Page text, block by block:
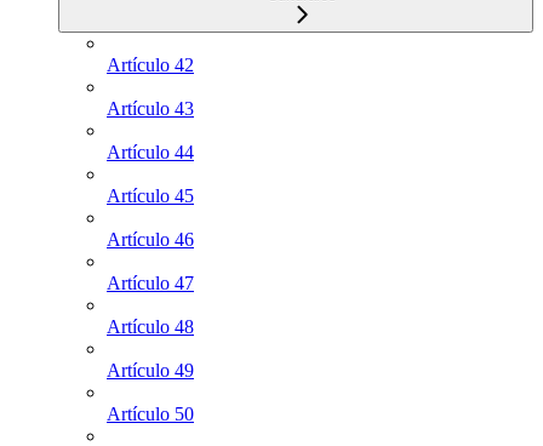
Artículo 42
Artículo 43
Artículo 44
Artículo 45
Artículo 46
Artículo 47
Artículo 48
Artículo 49
Artículo 50